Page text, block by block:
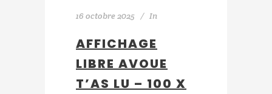
16 octobre 2025 In
AFFICHAGE
LIBRE AVOUE
T’AS LU – 100 X